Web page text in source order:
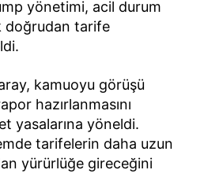
yönetimi, acil durum
doğrudan tarife
kamuoyu görüşü
hazırlanmasını
yasalarına yöneldi.
tarifelerin daha uzun
yürürlüğe gireceğini